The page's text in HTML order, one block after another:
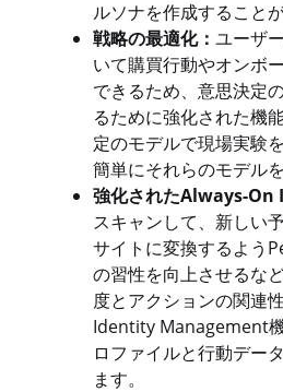
ルソナを作成すること
戦略の最適化： ユーザ
いて購買行動やオンボ
できるため、意思決定
るために強化された機
定のモデルで現場実験
簡単にそれらのモデル
強化されたAlways-On
スキャンして、新しい
サイトに変換するよう
の習性を向上させるな
度とアクションの関連
Identity Management
ロファイルと行動デー
ます。